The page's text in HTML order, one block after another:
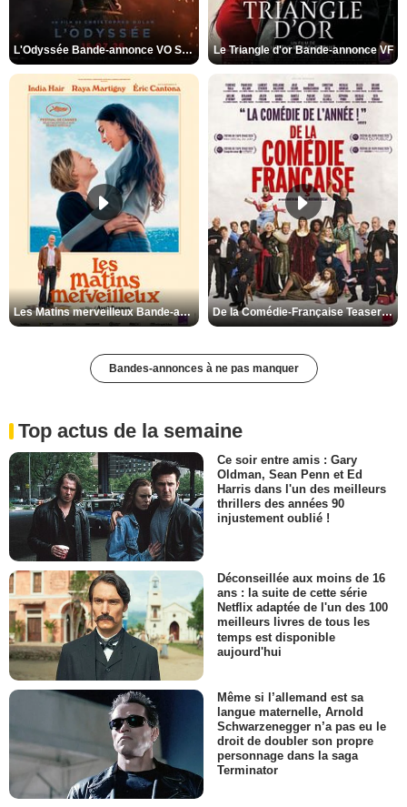
L'Odyssée Bande-annonce VO STFR Le Triangle d'or Bande-annonce VF
Les Matins merveilleux Bande-annonce VF De la Comédie-Française Teaser VF
Bandes-annonces à ne pas manquer
Top actus de la semaine
Ce soir entre amis : Gary
Oldman, Sean Penn et Ed
Harris dans l'un des meilleurs
thrillers des années 90
injustement oublié !
Déconseillée aux moins de 16
ans : la suite de cette série
Netflix adaptée de l'un des 100
meilleurs livres de tous les
temps est disponible
aujourd'hui
Même si l’allemand est sa
langue maternelle, Arnold
Schwarzenegger n’a pas eu le
droit de doubler son propre
personnage dans la saga
Terminator